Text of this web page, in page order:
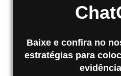
Baixe e confira no
estratégias para
player em sua página
música de artistas que
suas músicas.